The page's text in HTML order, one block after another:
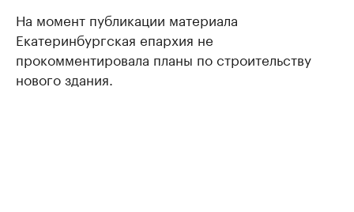
На момент публикации материала
Екатеринбургская епархия не
прокомментировала планы по строительству
нового здания.